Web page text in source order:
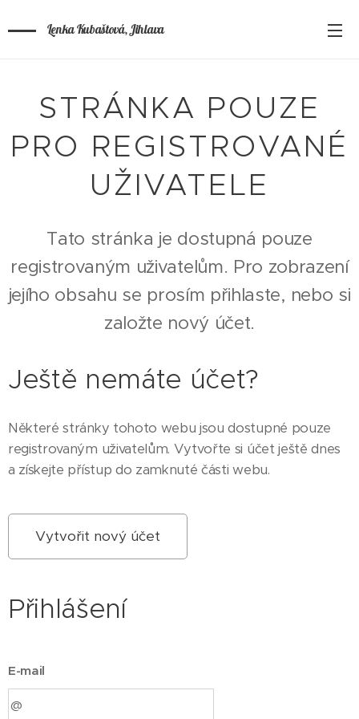
Lenka Kubaštová, Jihlava
STRÁNKA POUZE
PRO REGISTROVANÉ
UŽIVATELE
Tato stránka je dostupná pouze
registrovaným uživatelům. Pro zobrazení
jejího obsahu se prosím přihlaste, nebo si
založte nový účet.
Ještě nemáte účet?
Některé stránky tohoto webu jsou dostupné pouze
registrovaným uživatelům. Vytvořte si účet ještě dnes
a získejte přístup do zamknuté části webu.
Vytvořit nový účet
Přihlášení
E-mail